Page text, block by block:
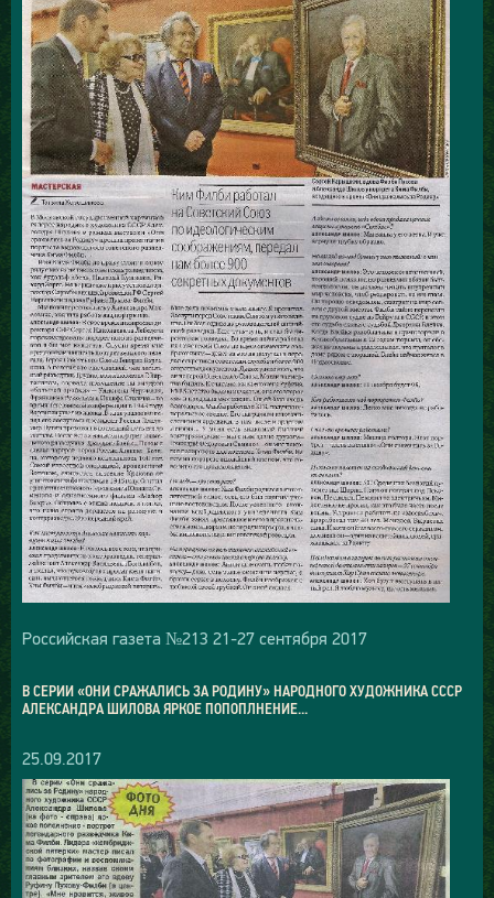
Российская газета №213 21-27 сентября 2017
В СЕРИИ «ОНИ СРАЖАЛИСЬ ЗА РОДИНУ» НАРОДНОГО ХУДОЖНИКА СССР
АЛЕКСАНДРА ШИЛОВА ЯРКОЕ ПОПОПЛНЕНИЕ...
25.09.2017